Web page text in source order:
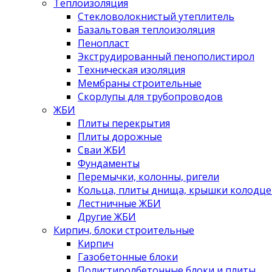
Теплоизоляция
Стекловолокнистый утеплитель
Базальтовая теплоизоляция
Пенопласт
Экструдированный пенополистирол
Техническая изоляция
Мембраны строительные
Скорлупы для трубопроводов
ЖБИ
Плиты перекрытия
Плиты дорожные
Сваи ЖБИ
Фундаменты
Перемычки, колонны, ригели
Кольца, плиты днища, крышки
Лестничные ЖБИ
Другие ЖБИ
Кирпич, блоки строительные
Кирпич
Газобетонные блоки